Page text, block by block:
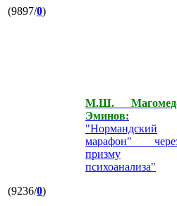
(9897/0)
М.Ш.
Эминов:
"Нормандский
марафон"
призму
психоанализа"
(9236/0)